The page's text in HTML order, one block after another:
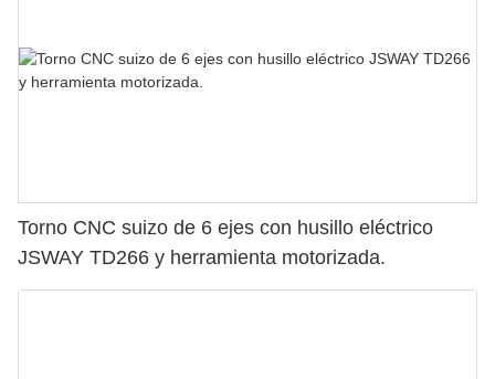
Torno CNC suizo de 6 ejes con husillo eléctrico
JSWAY TD266 y herramienta motorizada.